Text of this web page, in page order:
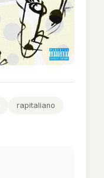
rapitaliano